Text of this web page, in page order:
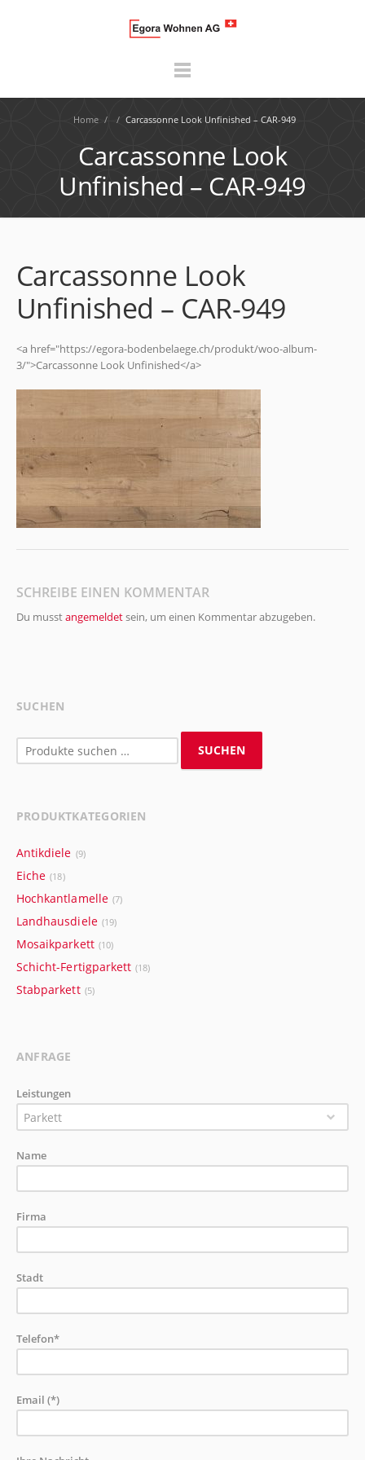
Home / / Carcassonne Look Unfinished – CAR-949
Carcassonne Look
Unfinished – CAR-949
Carcassonne Look
Unfinished – CAR-949
<a href="https://egora-bodenbelaege.ch/produkt/woo-album-
3/">Carcassonne Look Unfinished</a>
SCHREIBE EINEN KOMMENTAR
Du musstangemeldetsein, um einen Kommentar abzugeben.
SUCHEN
Suchen
nach:
SUCHEN
PRODUKTKATEGORIEN
Antikdiele (9)
Eiche (18)
Hochkantlamelle (7)
Landhausdiele (19)
Mosaikparkett (10)
Schicht-Fertigparkett (18)
Stabparkett (5)
ANFRAGE
Leistungen
Parkett
Name
Firma
Stadt
Telefon*
Email (*)